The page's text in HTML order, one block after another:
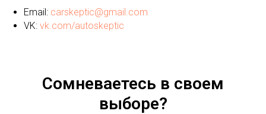
Email: carskeptic@gmail.com
VK: vk.com/autoskeptic
Сомневаетесь в своем
выборе?